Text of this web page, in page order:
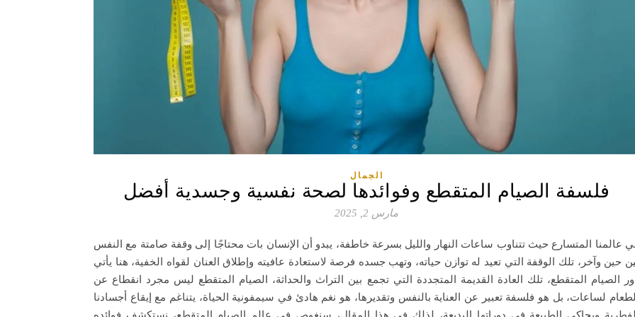
الجمال
فلسفة الصيام المتقطع وفوائدها لصحة نفسية وجسدية أفضل
مارس 2, 2025
عالمنا المتسارع حيث تتناوب ساعات النهار والليل بسرعة خاطفة، يبدو أن الإنسان بات محتاجًا إلى وقفة صامتة مع النفس
حين وآخر، تلك الوقفة التي تعيد له توازن حياته، وتهب جسده فرصة لاستعادة عافيته وإطلاق العنان لقواه الخفية، هنا يأتي
الصيام المتقطع، تلك العادة القديمة المتجددة التي تجمع بين التراث والحداثة، الصيام المتقطع ليس مجرد انقطاع عن
لساعات، بل هو فلسفة تعبير عن العناية بالنفس وتقديرها، هو نغم هادئ في سيمفونية الحياة، يتناغم مع إيقاع أجسادنا